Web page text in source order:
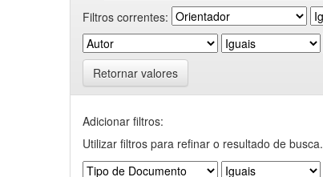
Filtros correntes:
Retornar valores
Adicionar filtros:
Utilizar filtros para refinar o resultado de busca.